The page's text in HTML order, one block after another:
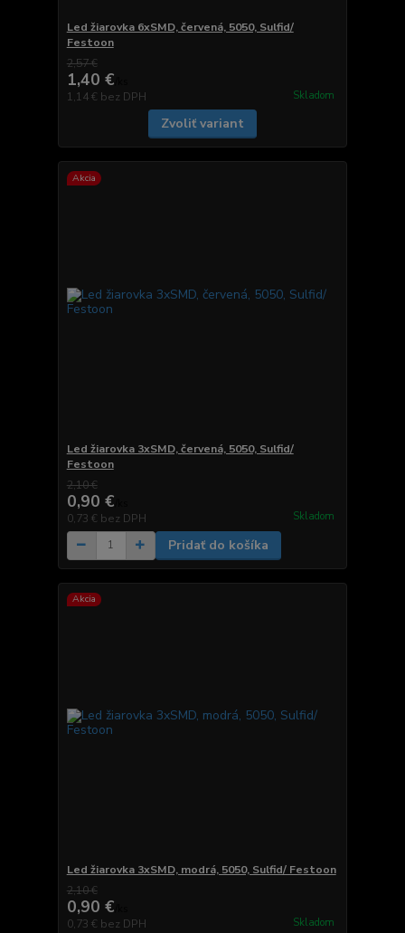
Led žiarovka 6xSMD, červená, 5050, Sulfid/
Festoon
2,57 €
1,40 €
1,14 € bez DPH Skladom
Zvoliť variant
Akcia
Led žiarovka 3xSMD, červená, 5050, Sulfid/
Festoon
2,10 €
0,90 €
0,73 € bez DPH Skladom
Pridať do košíka
Akcia
Led žiarovka 3xSMD, modrá, 5050, Sulfid/ Festoon
2,10 €
0,90 €
0,73 € bez DPH Skladom